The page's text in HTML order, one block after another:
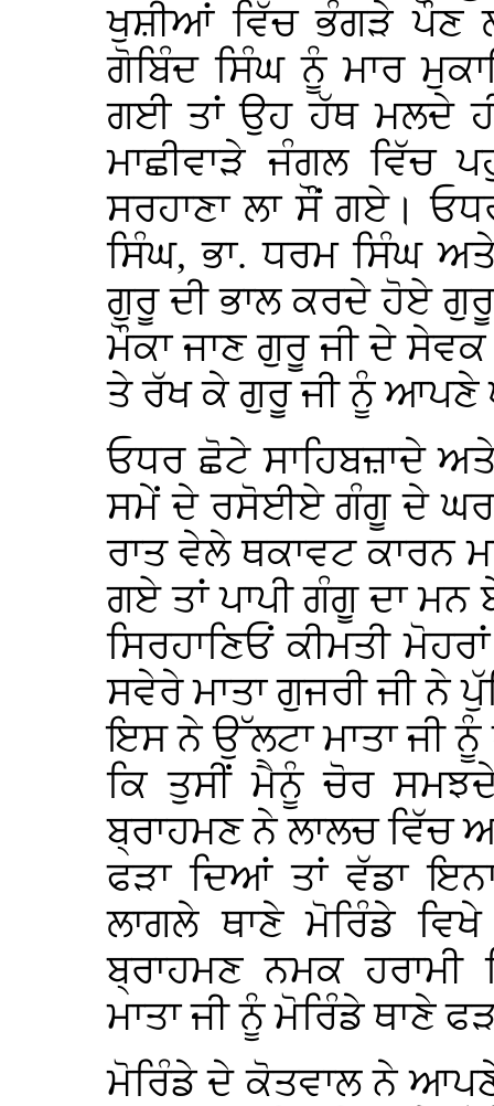
ਖੁਸ਼ੀਆਂ ਵਿੱਚ ਭੰਗੜੇ ਪੌਣ
ਗੋਬਿੰਦ ਸਿੰਘ ਨੂੰ ਮਾਰ
ਗਈ ਤਾਂ ਉਹ ਹੱਥ ਮਲਦੇ
ਮਾਛੀਵਾੜੇ ਜੰਗਲ ਵਿੱਚ
ਸਰਹਾਣਾ ਲਾ ਸੌਂ ਗਏ।
ਸਿੰਘ, ਭਾ. ਧਰਮ ਸਿੰਘ
ਗੁਰੂ ਦੀ ਭਾਲ ਕਰਦੇ ਹੋਏ
ਮੌਕਾ ਜਾਣ ਗੁਰੂ ਜੀ ਦੇ ਸੇਵਕ
ਤੇ ਰੱਖ ਕੇ ਗੁਰੂ ਜੀ ਨੂੰ
ਓਧਰ ਛੋਟੇ ਸਾਹਿਬਜ਼ਾਦੇ
ਸਮੇਂ ਦੇ ਰਸੋਈਏ ਗੰਗੂ ਦੇ
ਰਾਤ ਵੇਲੇ ਥਕਾਵਟ ਕਾਰਨ
ਗਏ ਤਾਂ ਪਾਪੀ ਗੰਗੂ ਦਾ
ਸਿਰਹਾਣਿਓਂ ਕੀਮਤੀ
ਸਵੇਰੇ ਮਾਤਾ ਗੁਜਰੀ ਜੀ ਨੇ
ਇਸ ਨੇ ਉੱਲਟਾ ਮਾਤਾ ਜੀ ਨੂੰ
ਕਿ ਤੁਸੀਂ ਮੈਨੂੰ ਚੋਰ
ਬ੍ਰਾਹਮਣ ਨੇ ਲਾਲਚ ਵਿੱਚ
ਫੜਾ ਦਿਆਂ ਤਾਂ ਵੱਡਾ
ਲਾਗਲੇ ਥਾਣੇ ਮੋਰਿੰਡੇ
ਬ੍ਰਾਹਮਣ ਨਮਕ
ਮਾਤਾ ਜੀ ਨੂੰ ਮੋਰਿੰਡੇ ਥਾਣੇ
ਮੋਰਿੰਡੇ ਦੇ ਕੋਤਵਾਲ ਨੇ